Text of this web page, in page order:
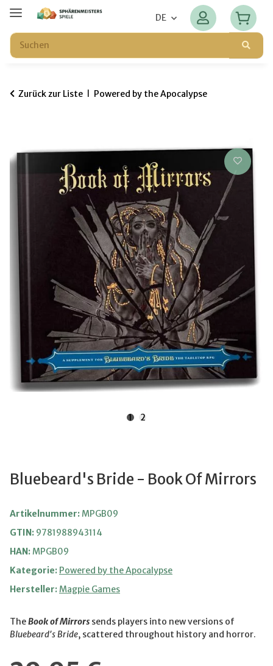
DE
Zurück zur Liste Powered by the Apocalypse
1 2
Bluebeard's Bride - Book Of Mirrors
Artikelnummer:MPGB09
GTIN: 9781988943114
HAN:MPGB09
Kategorie: Powered by the Apocalypse
Hersteller:Magpie Games
TheBook of Mirrors sends players into new versions of
Bluebeard's Bride, scattered throughout history and horror.